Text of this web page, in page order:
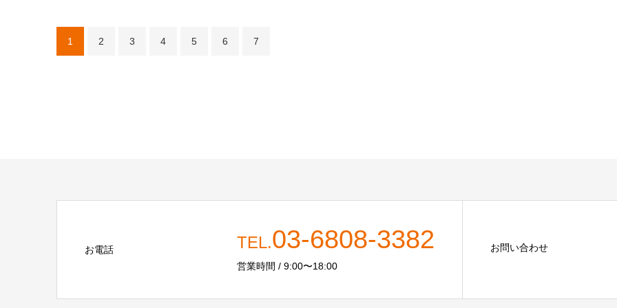
1 2 3 4 5 6 7
お電話 TEL.03-6808-3382
営業時間 / 9:00〜18:00
お問い合わせ